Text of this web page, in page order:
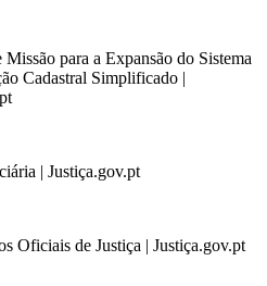
Missão para a Expansão do Sistema
Cadastral Simplificado |
| Justiça.gov.pt
Oficiais de Justiça | Justiça.gov.pt